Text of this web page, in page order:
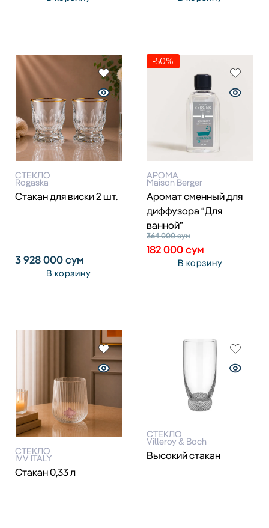
СТЕКЛО
Rogaska
Стакан для виски 2 шт.
3 928 000сум
В корзину
-50%
АРОМА
Maison Berger
Аромат сменный для
диффузора “Для
ванной”
364 000сум
182 000сум
В корзину
СТЕКЛО
IVV ITALY
Стакан 0,33 л
СТЕКЛО
Villeroy & Boch
Высокий стакан